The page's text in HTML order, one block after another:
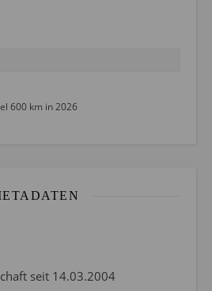
600 km in 2026
seit 14.03.2004